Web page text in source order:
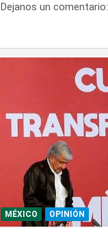
Dejanos un comentario:
MÉXICO OPINIÓN